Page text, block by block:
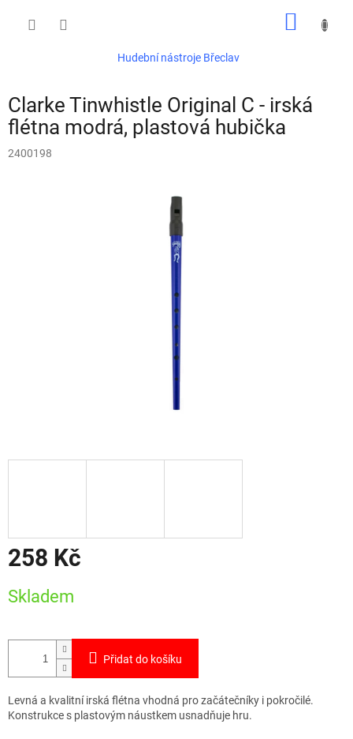
Hudební nástroje Břeclav
Clarke Tinwhistle Original C - irská
flétna modrá, plastová hubička
2400198
258 Kč
cena:
Skladem
Přidat do košíku
Levná a kvalitní irská flétna vhodná pro začátečníky i pokročilé.
Konstrukce s plastovým náustkem usnadňuje hru.